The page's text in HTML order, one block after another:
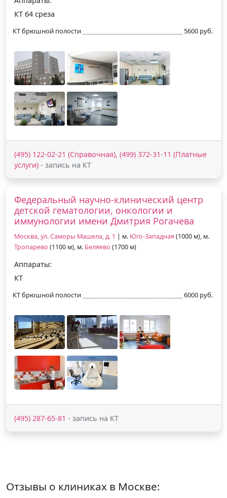
КТ 64 среза
КТ брюшной полости 5600 руб.
(495) 122-02-21 (Справочная), (499) 372-31-11 (Платные
услуги) - запись на КТ
Федеральный научно-клинический центр
детской гематологии, онкологии и
иммунологии имени Дмитрия Рогачева
Москва, ул. Саморы Машела, д. 1 | м. Юго-Западная (1000 м), м.
Тропарево (1100 м), м. Беляево (1700 м)
Аппараты:
КТ
КТ брюшной полости 6000 руб.
(495) 287-65-81 - запись на КТ
Отзывы о клиниках в Москве: